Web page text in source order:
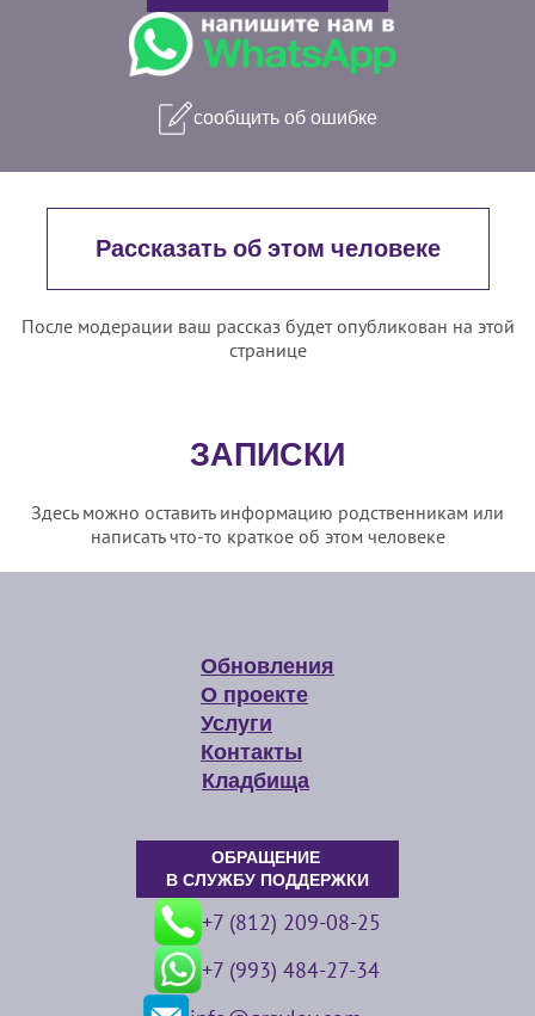
сообщить об ошибке
Рассказать об этом человеке
После модерации ваш рассказ будет опубликован на этой
странице
ЗАПИСКИ
Здесь можно оставить информацию родственникам или
написать что-то краткое об этом человеке
Обновления
О проекте
Услуги
Контакты
Кладбища
ОБРАЩЕНИЕ
В СЛУЖБУ ПОДДЕРЖКИ
+7 (812) 209-08-25
+7 (993) 484-27-34